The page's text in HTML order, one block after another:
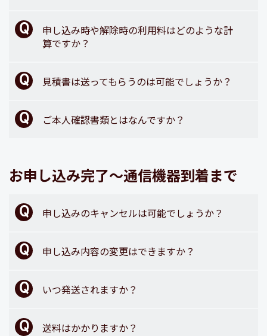
申し込み時や解除時の利用料はどのような計
算ですか？
見積書は送ってもらうのは可能でしょうか？
ご本人確認書類とはなんですか？
お申し込み完了～通信機器到着まで
申し込みのキャンセルは可能でしょうか？
申し込み内容の変更はできますか？
いつ発送されますか？
送料はかかりますか？